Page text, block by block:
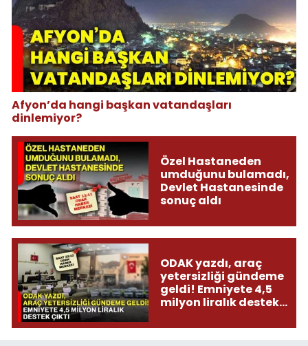
Afyon’da hangi başkan vatandaşları
dinlemiyor?
Özel Hastaneden
umduğunu bulamadı,
Devlet Hastanesinde
sonuç aldı
ODAK yazdı, araç
yetersizliği gündeme
geldi! Emniyete 4,5
milyon liralık destek